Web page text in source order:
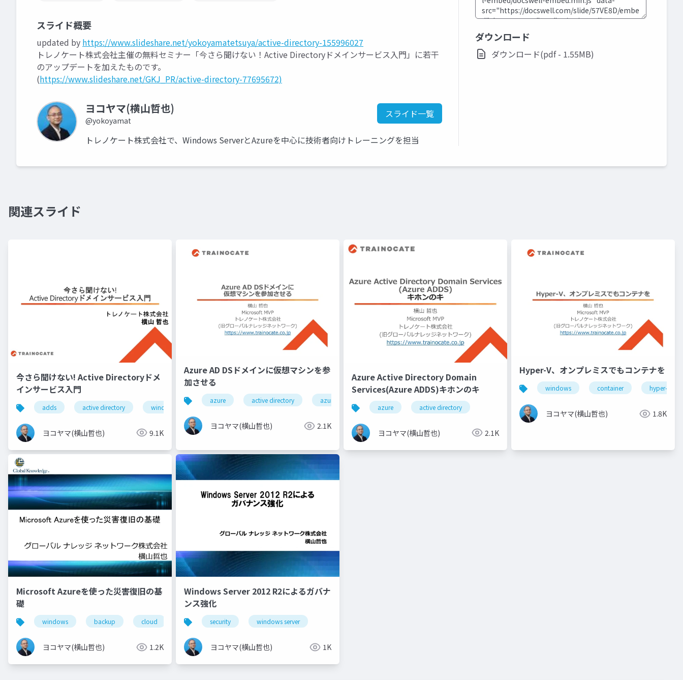
スライド概要
updated by https://www.slideshare.net/yokoyamatetsuya/active-directory-155996027
トレノケート株式会社主催の無料セミナー「今さら聞けない！Active Directoryドメインサービス入門」に若干
のアップデートを加えたものです。
(https://www.slideshare.net/GKJ_PR/active-directory-77695672)
ヨコヤマ(横山哲也)
@yokoyamat
スライド一覧
トレノケート株式会社で、Windows ServerとAzureを中心に技術者向けトレーニングを担当
ダウンロード
ダウンロード(pdf - 1.55MB)
関連スライド
今さら聞けない! Active Directoryドメ
インサービス入門
adds active directory windows server
ヨコヤマ(横山哲也) 9.1K
Azure AD DSドメインに仮想マシンを参
加させる
azure active directory azure ad
ヨコヤマ(横山哲也) 2.1K
Azure Active Directory Domain
Services(Azure ADDS)キホンのキ
azure active directory
ヨコヤマ(横山哲也) 2.1K
Hyper-V、オンプレミスでもコンテナを
windows container hyper-v
ヨコヤマ(横山哲也) 1.8K
Microsoft Azureを使った災害復旧の基
礎
windows backup cloud azure hyper-v dr microsoft azure
ヨコヤマ(横山哲也) 1.2K
Windows Server 2012 R2によるガバナ
ンス強化
security windows server
ヨコヤマ(横山哲也) 1K